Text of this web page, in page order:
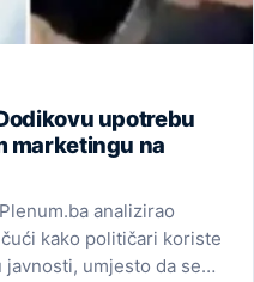
upotrebu
marketingu na
analizirao
kako političari koriste
umjesto da se